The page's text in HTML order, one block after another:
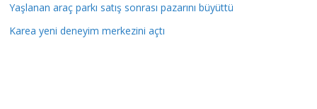
Yaşlanan araç parkı satış sonrası pazarını büyüttü
Karea yeni deneyim merkezini açtı